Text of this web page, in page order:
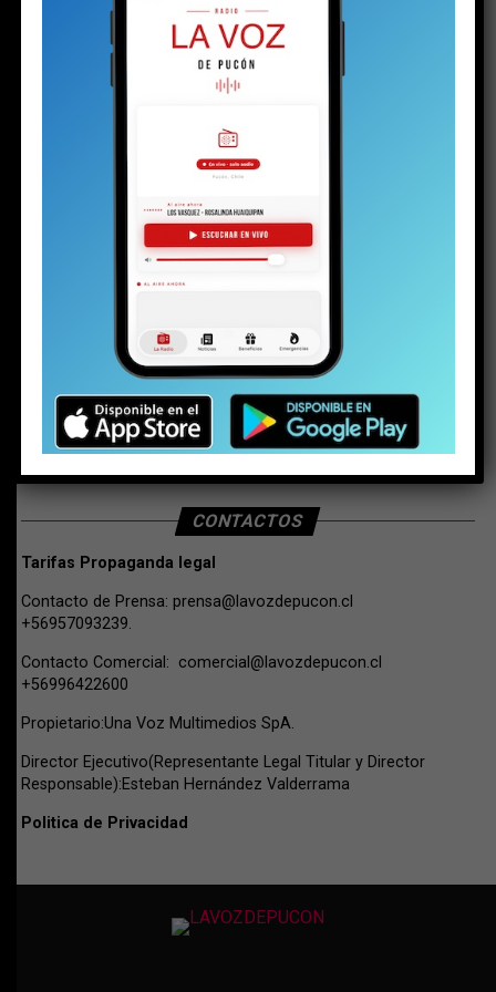
BUSCAR
CONTACTOS
Tarifas Propaganda legal
Contacto de Prensa: prensa@lavozdepucon.cl
+56957093239.
Contacto Comercial: comercial@lavozdepucon.cl
+56996422600
Propietario:Una Voz Multimedios SpA.
Director Ejecutivo(Representante Legal Titular y Director
Responsable):Esteban Hernández Valderrama
Politica de Privacidad